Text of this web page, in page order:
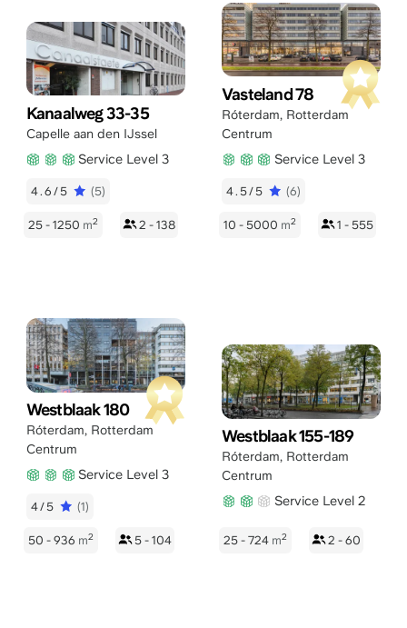
Kanaalweg 33-35
Capelle aan den IJssel
Service Level 3
4.6/5 (5)
25 - 1250 m2 2 - 138
Vasteland 78
Róterdam, Rotterdam
Centrum
Service Level 3
4.5/5 (6)
10 - 5000 m2 1 - 555
Westblaak 180
Róterdam, Rotterdam
Centrum
Service Level 3
4/5 (1)
50 - 936 m2 5 - 104
Westblaak 155-189
Róterdam, Rotterdam
Centrum
Service Level 2
25 - 724 m2 2 - 60